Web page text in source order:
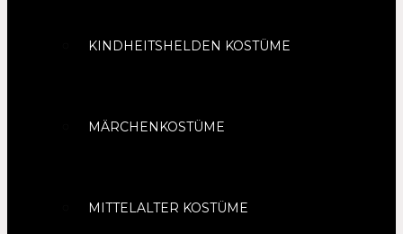
KINDHEITSHELDEN KOSTÜME
MÄRCHENKOSTÜME
MITTELALTER KOSTÜME